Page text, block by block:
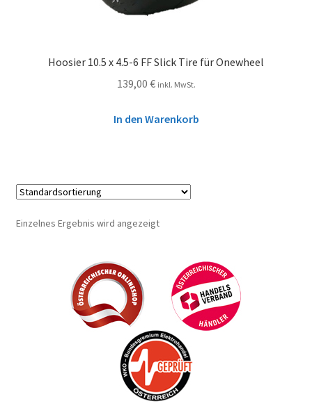
Hoosier 10.5 x 4.5-6 FF Slick Tire für Onewheel
139,00 € inkl. MwSt.
In den Warenkorb
Einzelnes Ergebnis wird angezeigt